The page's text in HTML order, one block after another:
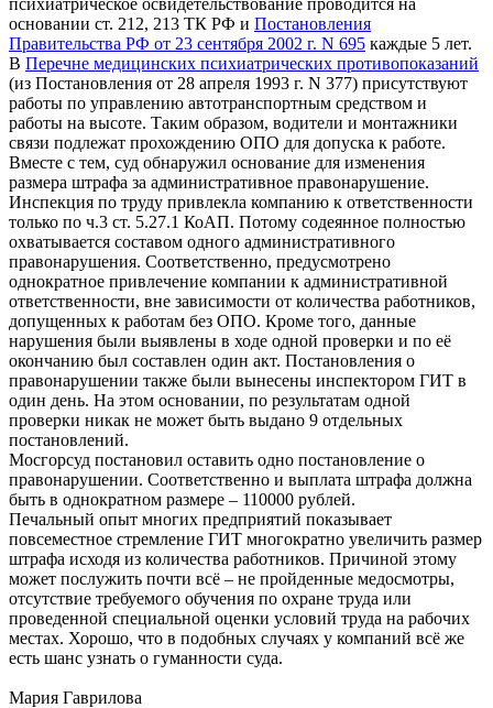
основании ст. 212, 213 ТК РФ и Постановления
Правительства РФ от 23 сентября 2002 г. N 695 каждые 5 лет.
В Перечне медицинских психиатрических противопоказаний
(из Постановления от 28 апреля 1993 г. N 377) присутствуют
работы по управлению автотранспортным средством и
работы на высоте. Таким образом, водители и монтажники
связи подлежат прохождению ОПО для допуска к работе.
Вместе с тем, суд обнаружил основание для изменения
размера штрафа за административное правонарушение.
Инспекция по труду привлекла компанию к ответственности
только по ч.3 ст. 5.27.1 КоАП. Потому содеянное полностью
охватывается составом одного административного
правонарушения. Соответственно, предусмотрено
однократное привлечение компании к административной
ответственности, вне зависимости от количества работников,
допущенных к работам без ОПО. Кроме того, данные
нарушения были выявлены в ходе одной проверки и по её
окончанию был составлен один акт. Постановления о
правонарушении также были вынесены инспектором ГИТ в
один день. На этом основании, по результатам одной
проверки никак не может быть выдано 9 отдельных
постановлений.
Мосгорсуд постановил оставить одно постановление о
правонарушении. Соответственно и выплата штрафа должна
быть в однократном размере – 110000 рублей.
Печальный опыт многих предприятий показывает
повсеместное стремление ГИТ многократно увеличить размер
штрафа исходя из количества работников. Причиной этому
может послужить почти всё – не пройденные медосмотры,
отсутствие требуемого обучения по охране труда или
проведенной специальной оценки условий труда на рабочих
местах. Хорошо, что в подобных случаях у компаний всё же
есть шанс узнать о гуманности суда.
Мария Гаврилова